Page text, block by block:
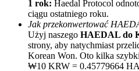
1 rok: Haedal Protocol
ciągu ostatniego roku.
Jak przekonwertować
Użyj naszego HAEDAL do
strony, aby natychmiast
Korean Won. Oto kilka
₩10 KRW = 0.45779664